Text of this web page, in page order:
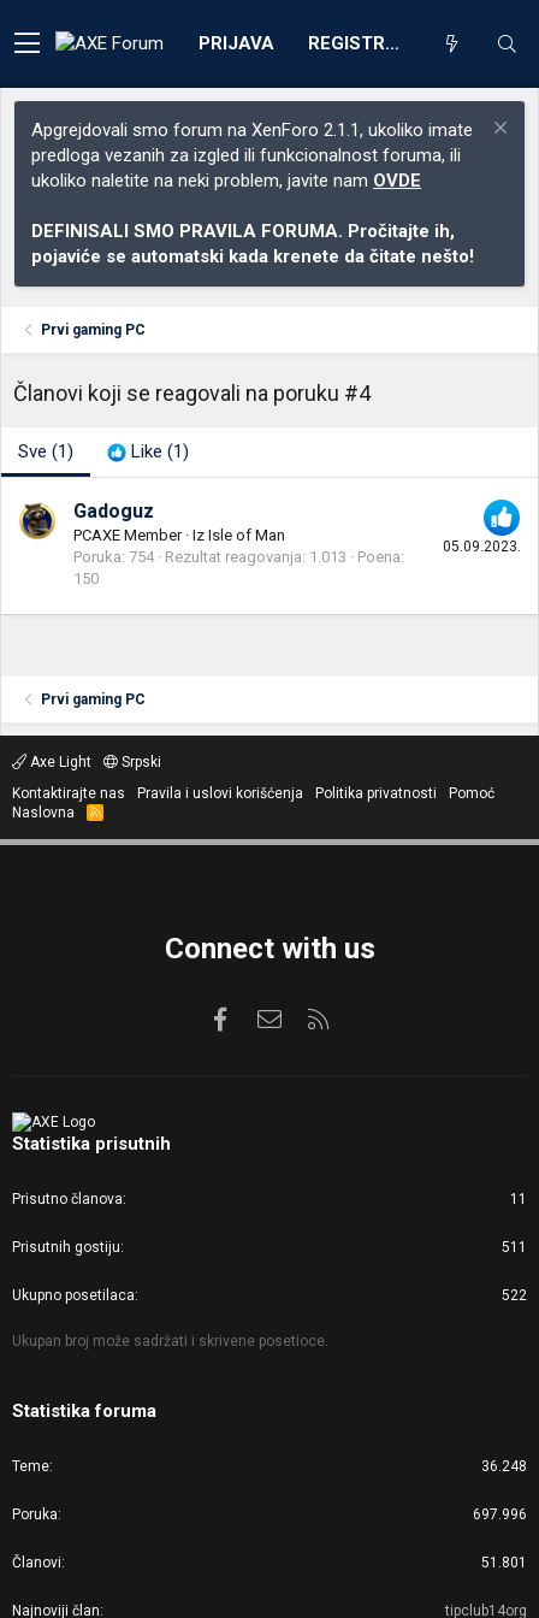
PRIJAVA REGISTRACIJA
Apgrejdovali smo forum na XenForo 2.1.1, ukoliko imate
predloga vezanih za izgled ili funkcionalnost foruma, ili
ukoliko naletite na neki problem, javite nam OVDE
DEFINISALI SMO PRAVILA FORUMA. Pročitajte ih,
pojaviće se automatski kada krenete da čitate nešto!
Prvi gaming PC
Članovi koji se reagovali na poruku #4
Sve (1) Like (1)
05.09.2023.
Gadoguz
PCAXE Member · Iz Isle of Man
Poruka 754 Rezultat reagovanja 1.013
Poena
150
Prvi gaming PC
Axe Light
Srpski
Kontaktirajte nas
Pravila i uslovi korišćenja Politika privatnosti
Pomoć
Naslovna
R
S
Connect with us
FacebookKontaktirajte nas
Statistika prisutnih
Prisutno članova 11
Prisutnih gostiju 511
Ukupno posetilaca 522
Ukupan broj može sadržati i skrivene posetioce.
Statistika foruma
Teme 36.248
Poruka 697.996
Članovi 51.801
Najnoviji član tipclub14org